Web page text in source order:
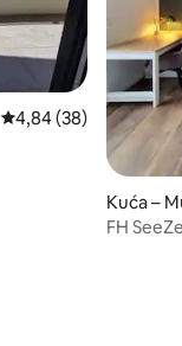
Prosječna ocjena:
4,84 (38)
Kuća –
FH